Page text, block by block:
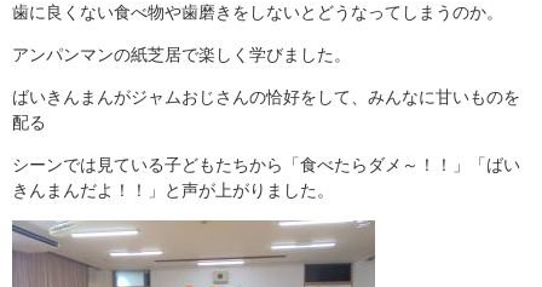
歯に良くない食べ物や歯磨きをしないとどうなってしまうのか。
アンパンマンの紙芝居で楽しく学びました。
ばいきんまんがジャムおじさんの恰好をして、みんなに甘いものを
配る
シーンでは見ている子どもたちから「食べたらダメ～！！」「ばい
きんまんだよ！！」と声が上がりました。